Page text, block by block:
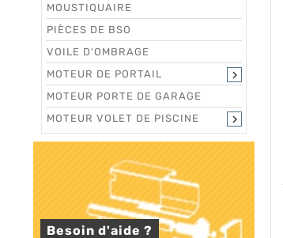
MOUSTIQUAIRE
PIÈCES DE BSO
VOILE D'OMBRAGE
MOTEUR DE PORTAIL

MOTEUR PORTE DE GARAGE
MOTEUR VOLET DE PISCINE

Besoin d'aide ?